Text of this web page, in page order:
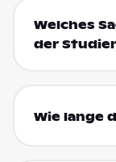
Welches
der
Wie lange